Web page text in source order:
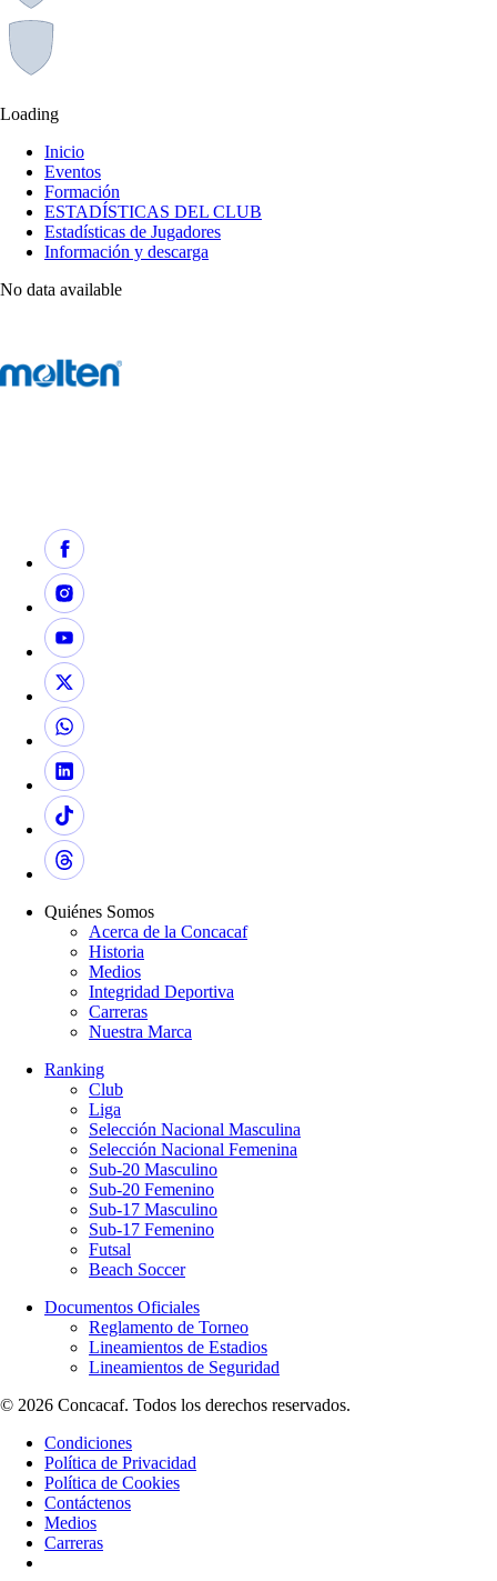
Loading
Inicio
Eventos
Formación
ESTADÍSTICAS DEL CLUB
Estadísticas de Jugadores
Información y descarga
No data available
Quiénes Somos
Acerca de la Concacaf
Historia
Medios
Integridad Deportiva
Carreras
Nuestra Marca
Ranking
Club
Liga
Selección Nacional Masculina
Selección Nacional Femenina
Sub-20 Masculino
Sub-20 Femenino
Sub-17 Masculino
Sub-17 Femenino
Futsal
Beach Soccer
Documentos Oficiales
Reglamento de Torneo
Lineamientos de Estadios
Lineamientos de Seguridad
© 2026 Concacaf. Todos los derechos reservados.
Condiciones
Política de Privacidad
Política de Cookies
Contáctenos
Medios
Carreras